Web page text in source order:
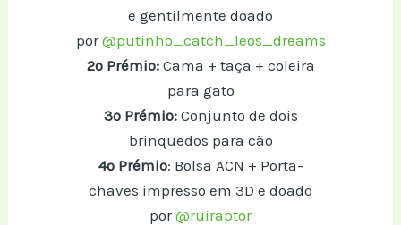
e gentilmente doado
por@putinho_catch_leos_dreams
2º Prémio:Cama + taça + coleira
para gato
3º Prémio:Conjunto de dois
brinquedos para cão
4º Prémio: Bolsa ACN + Porta-
chaves impresso em 3D e doado
por@ruiraptor